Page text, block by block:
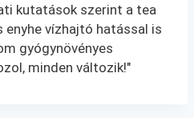
kutatások szerint a tea
vízhajtó hatással is
gyógynövényes
minden változik!"